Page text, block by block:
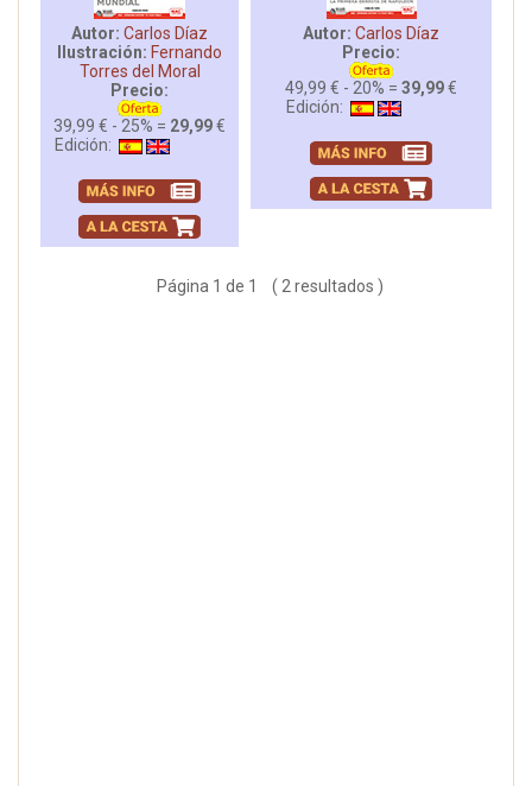
Autor: Carlos Díaz
Ilustración: Fernando
Torres del Moral
Precio:
39,99 € - 25% = 29,99€
Edición:
Autor: Carlos Díaz
Precio:
49,99 € - 20% = 39,99€
Edición:
Página 1 de 1 ( 2 resultados )